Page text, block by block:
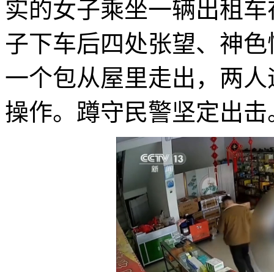
实的女子乘坐一辆出租
子下车后四处张望、神
一个包从屋里走出，两
操作。蹲守民警坚定出击